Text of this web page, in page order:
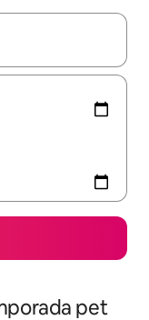
explore-os
pet